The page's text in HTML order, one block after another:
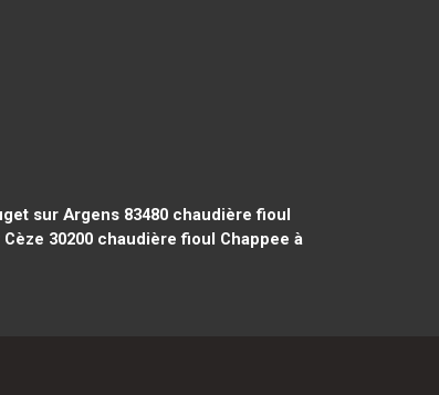
sur Argens 83480 chaudière fioul
30200chaudière fioul Chappee à